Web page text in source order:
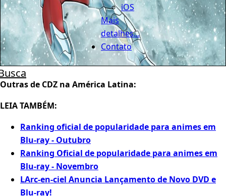
iOS
Mais
detalhes...
Contato
Outras de CDZ na América Latina:
LEIA TAMBÉM:
Ranking oficial de popularidade para animes em
Blu-ray - Outubro
Ranking Oficial de popularidade para animes em
Blu-ray - Novembro
LArc-en-ciel Anuncia Lançamento de Novo DVD e
Blu-ray!